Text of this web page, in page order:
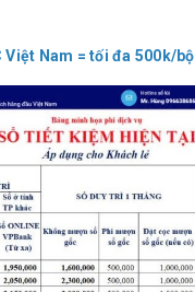
Việt Nam = tối đa 500k/bộ